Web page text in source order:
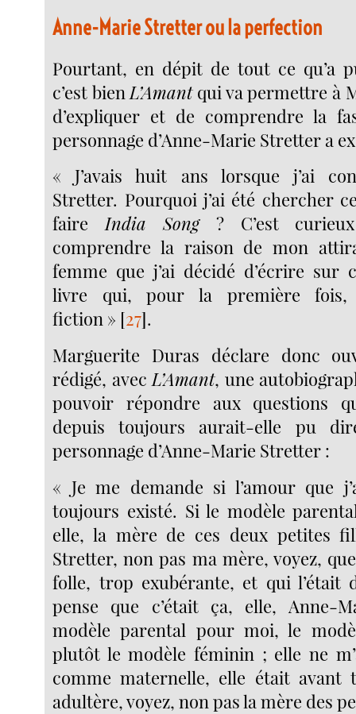
Anne-Marie Stretter ou la perfection
Pourtant, en dépit de tout ce qu’a
c’est bien L’Amantqui va permettre à
d’expliquer et de comprendre la
personnage d’Anne-Marie Stretter a
« J’avais huit ans lorsque j’ai
Stretter. Pourquoi j’ai été chercher
faireIndia Song? C’est
comprendre la raison de mon
femme que j’ai décidé d’écrire sur
livre qui, pour la première fois,
fiction » [27].
Marguerite Duras déclare donc
rédigé, avecL’Amant, une
pouvoir répondre aux questions
depuis toujours aurait-elle pu
personnage d’Anne-Marie Stretter :
« Je me demande si l’amour que
toujours existé. Si le modèle
elle, la mère de ces deux petites
Stretter, non pas ma mère, voyez,
folle, trop exubérante, et qui l’était
pense que c’était ça, elle, Anne-
modèle parental pour moi, le
plutôt le modèle féminin ; elle ne
comme maternelle, elle était avant
adultère, voyez, non pas la mère des